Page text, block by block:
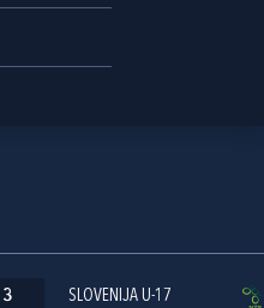
3 SLOVENIJA U-17